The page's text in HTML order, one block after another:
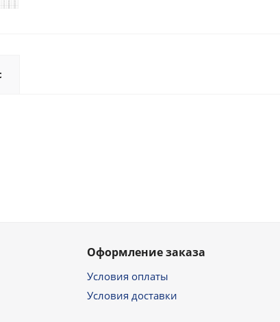
Оформление заказа
Условия оплаты
Условия доставки